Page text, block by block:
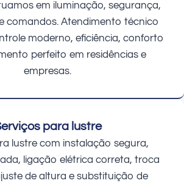
em iluminação, segurança,
comandos. Atendimento técnico
moderno, eficiência, conforto
perfeito em residências e
empresas.
para lustre
lustre com instalação segura,
ligação elétrica correta, troca
de altura e substituição de